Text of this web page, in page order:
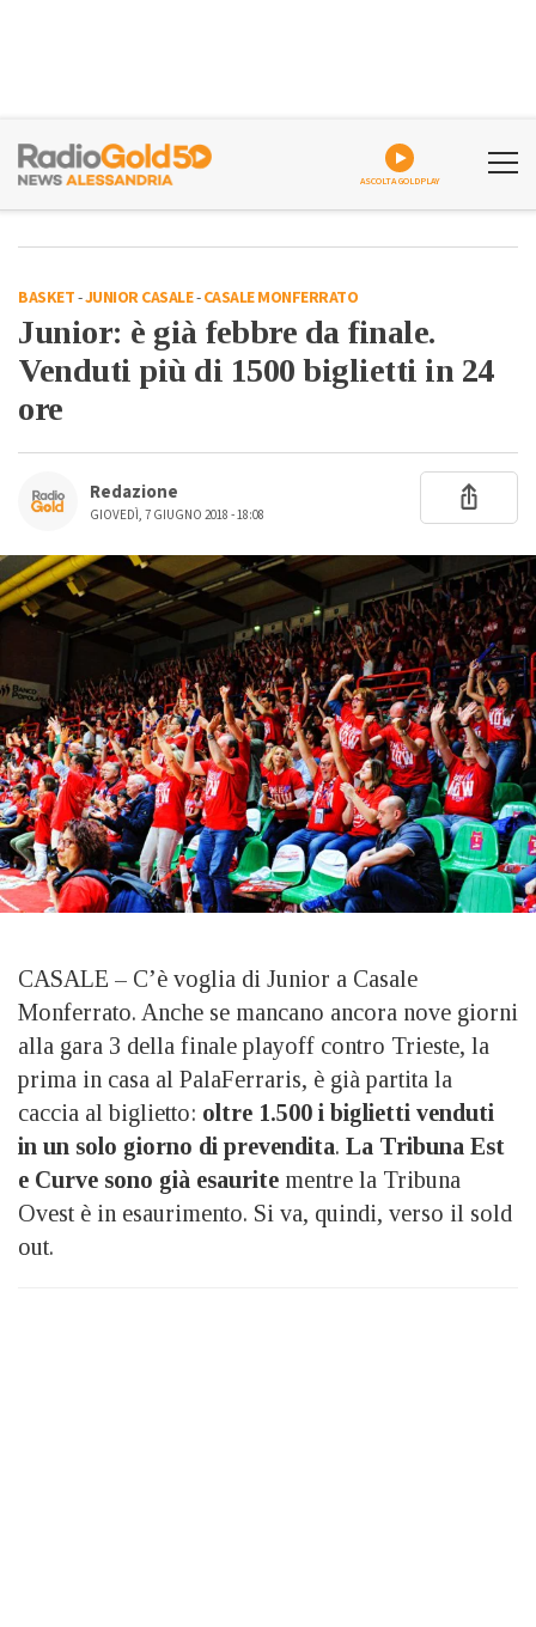
ASCOLTA GOLDPLAY
BASKET-JUNIOR CASALE-CASALE MONFERRATO
Junior: è già febbre da finale.
Venduti più di 1500 biglietti in 24
ore
Redazione
GIOVEDÌ, 7 GIUGNO 2018 - 18:08
CASALE – C’è voglia di Junior a Casale
Monferrato. Anche se mancano ancora nove giorni
alla gara 3 della finale playoff contro Trieste, la
prima in casa al PalaFerraris, è già partita la
caccia al biglietto: oltre 1.500 i biglietti venduti
in un solo giorno di prevendita. La Tribuna Est
e Curve sono già esaurite mentre la Tribuna
Ovest è in esaurimento. Si va, quindi, verso il sold
out.